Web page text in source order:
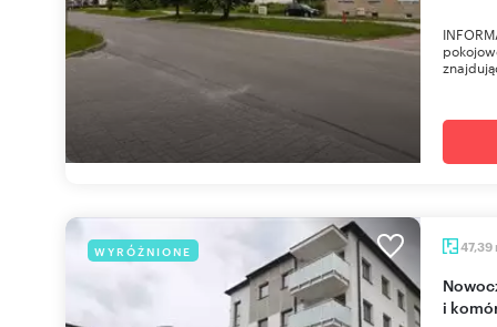
WYRÓŻNIONE 47,39
Nowoczesne 2-pokojowe mieszkanie z balkonem
i